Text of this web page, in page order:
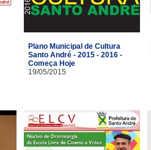
Plano Municipal de Cultura
Santo André - 2015 - 2016 -
Começa Hoje
19/05/2015